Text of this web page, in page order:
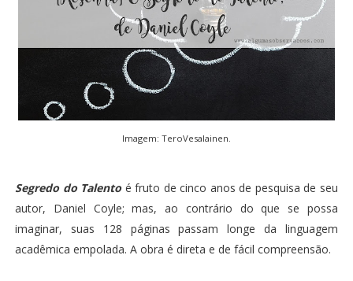
Imagem: TeroVesalainen
Segredo do Talentoé fruto de cinco anos de pesquisa de seu
autor, Daniel Coyle; mas, ao contrário do que se possa
imaginar, suas 128 páginas passam longe da linguagem
acadêmica empolada. A obra é direta e de fácil compreensão.